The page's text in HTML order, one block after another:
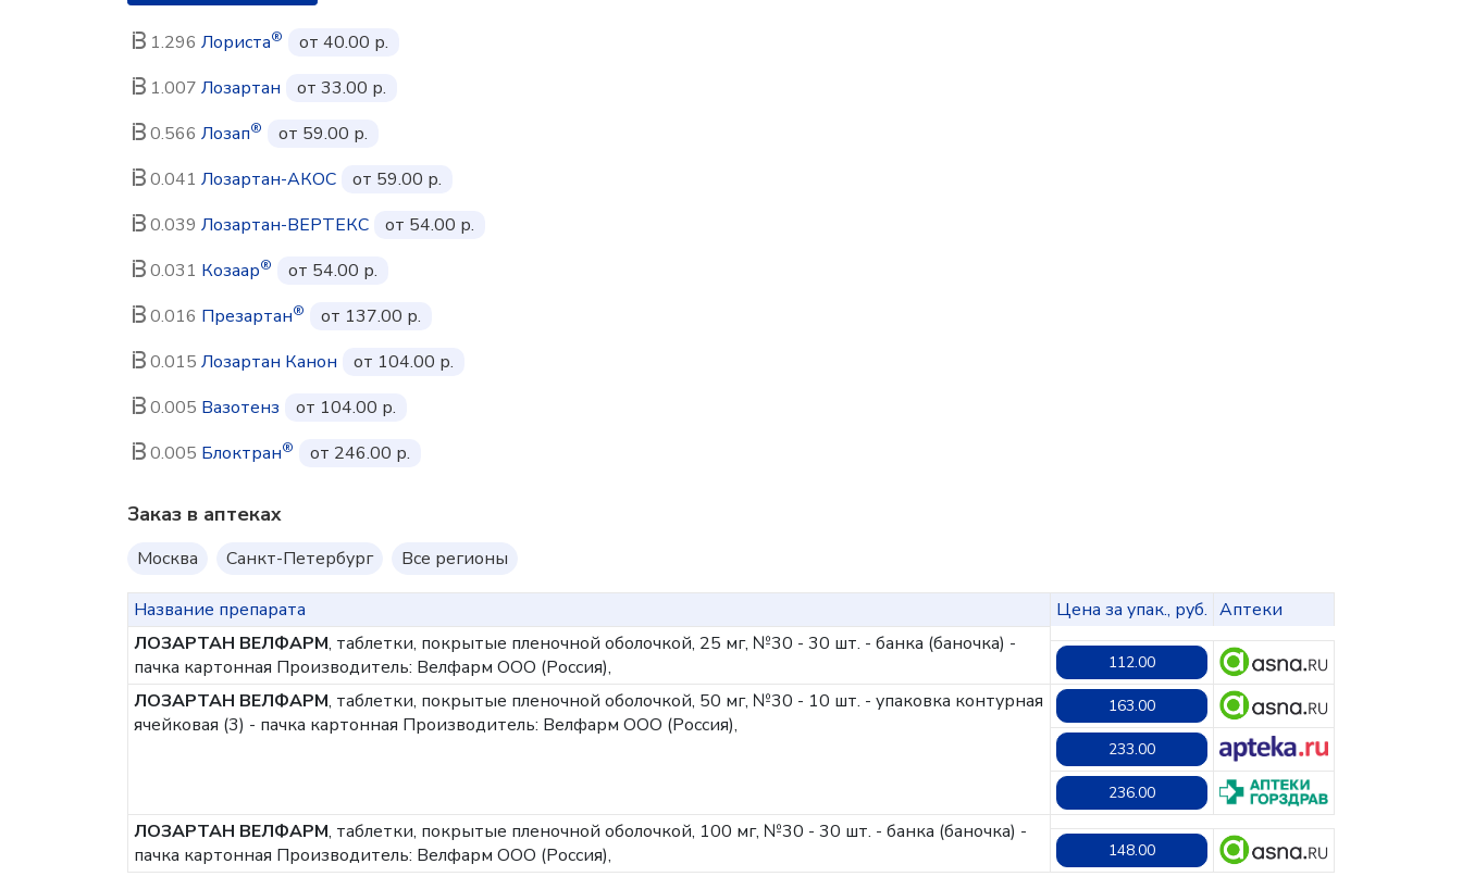
1.296 Лориста®
от 40.00 р.
1.007 Лозартан
от 33.00 р.
0.566 Лозап®
от 59.00 р.
0.041 Лозартан-АКОС
от 59.00 р.
0.039 Лозартан-ВЕРТЕКС
от 54.00 р.
0.031 Козаар®
от 54.00 р.
0.016 Презартан®
от 137.00 р.
0.015 Лозартан Канон
от 104.00 р.
0.005 Вазотенз
от 104.00 р.
0.005 Блоктран® от 246.00 р.
Заказ в аптеках
Москва Санкт-Петербург Все регионы
Название препарата Цена за упак., руб. Аптеки
ЛОЗАРТАН ВЕЛФАРМ, таблетки, покрытые пленочной оболочкой, 25 мг, №30 - 30 шт. - банка (баночка) -
пачка картонная Производитель: Велфарм ООО (Россия), 112.00
ЛОЗАРТАН ВЕЛФАРМ, таблетки, покрытые пленочной оболочкой, 50 мг, №30 - 10 шт. - упаковка контурная
ячейковая (3) - пачка картонная Производитель: Велфарм ООО (Россия),
163.00
233.00
236.00
ЛОЗАРТАН ВЕЛФАРМ, таблетки, покрытые пленочной оболочкой, 100 мг, №30 - 30 шт. - банка (баночка) -
пачка картонная Производитель: Велфарм ООО (Россия), 148.00